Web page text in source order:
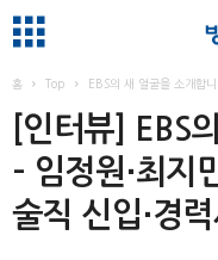
홈 Top EBS의 새 얼굴을 소개합
[인터뷰] EBS
– 임정원⋅최지
술직 신입⋅경